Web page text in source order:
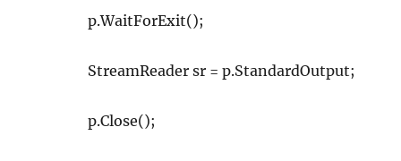
p.WaitForExit();
StreamReader sr = p.StandardOutput;
p.Close();